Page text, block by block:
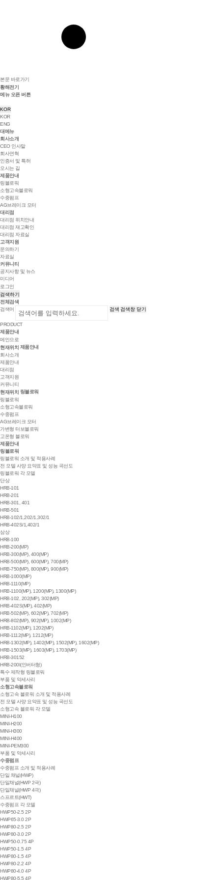
본문 바로가기
황해전기
메뉴 오픈 버튼
KOR
KOR
ENG
대메뉴
회사소개
CEO 인사말
회사연혁
인증서 및 특허
오시는 길
제품안내
링블로워
소형고속블로워
수중펌프
AG브레이크 모터
대리점
대리점 위치안내
대리점 재고확인
대리점 자료실
고객지원
문의하기
자료실
커뮤니티
공지사항 및 뉴스
미디어
로그인
검색하기
전체검색
검색어
검색 검색창 닫기
PRODUCT
제품안내
메인으로
현재위치 제품안내
회사소개
제품안내
대리점
고객지원
커뮤니티
현재위치 링블로워
링블로워
소형고속블로워
수중펌프
AG브레이크 모터
가변형 터보블로워
고온형 블로워
제품안내
링블로워
링블로워 소개 및 적용사례
전 모델 사양 요약표 및 성능 곡선도
링블로워 각 모델
단상
HRB-101
HRB-201
HRB-301, 401
HRB-501
HRB-102/1,202/1,302/1
HRB-402S/1,402/1
삼상
HRB-100
HRB-200(MP)
HRB-300(MP), 400(MP)
HRB-500(MP), 600(MP), 700(MP)
HRB-750(MP), 800(MP), 900(MP)
HRB-1000(MP)
HRB-1110(MP)
HRB-1100(MP), 1200(MP), 1300(MP)
HRB-102, 202(MP), 302(MP)
HRB-402S(MP), 402(MP)
HRB-502(MP), 602(MP), 702(MP)
HRB-802(MP), 902(MP), 1002(MP)
HRB-1102(MP), 1202(MP)
HRB-1112(MP), 1212(MP)
HRB-1302(MP), 1402(MP), 1502(MP), 1602(MP)
HRB-1503(MP), 1603(MP), 1703(MP)
HRB-30152
HRB-200I(인버터형)
특수 제작형 링블로워
부품 및 악세사리
소형고속블로워
소형고속 블로워 소개 및 적용사례
전 모델 사양 요약표 및 성능 곡선도
소형고속 블로워 각 모델
MINI-H100
MINI-H200
MINI-H300
MINI-H400
MINI-PEM300
부품 및 악세사리
수중펌프
수중펌프 소개 및 적용사례
단일 채널(HWP)
단일채널(HWP 2극)
단일채널(HWP 4극)
스프르트(HWT)
수중펌프 각 모델
HWP50-2.5 2P
HWP65-3.0 2P
HWP80-2.5 2P
HWP80-3.0 2P
HWP50-0.75 4P
HWP50-1.5 4P
HWP80-1.5 4P
HWP80-2.2 4P
HWP80-4.0 4P
HWP80-5.5 4P